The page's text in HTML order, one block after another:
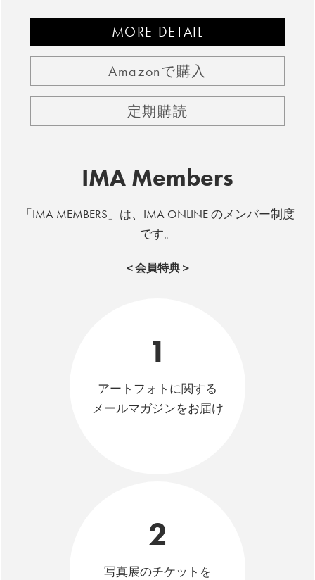
MORE DETAIL
Amazonで購入
定期購読
IMA Members
「IMA MEMBERS」は、IMA ONLINE のメンバー制度
です。
＜会員特典＞
1
アートフォトに関する
メールマガジンをお届け
2
写真展のチケットを